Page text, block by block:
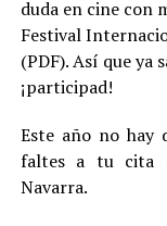
duda en cine con
Festival
(PDF). Así que ya
¡participad!
Este año no hay
faltes a tu cita
Navarra.